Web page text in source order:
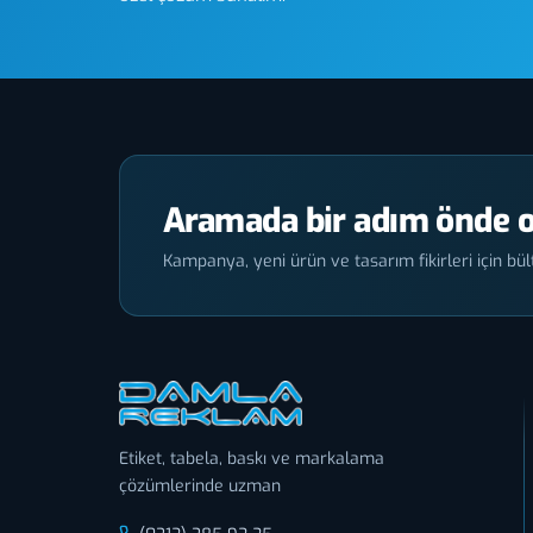
Aramada bir adım önde
Kampanya, yeni ürün ve tasarım fikirleri için
Etiket, tabela, baskı ve markalama
çözümlerinde uzman